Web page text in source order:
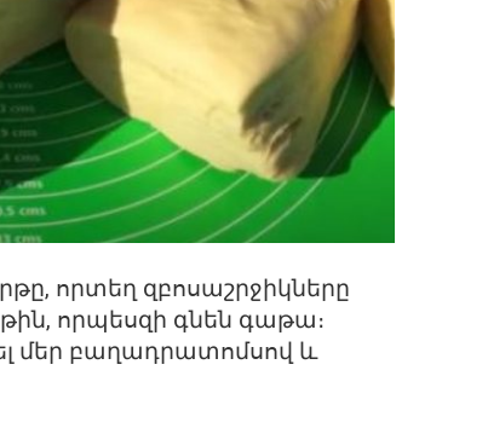
որտեղ զբոսաշրջիկները
որպեսզի գնեն գաթա։
մեր բաղադրատոմսով և